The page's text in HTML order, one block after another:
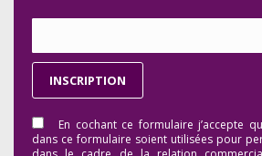
En cochant ce formulaire j’accepte
dans ce formulaire soient utilisées pour